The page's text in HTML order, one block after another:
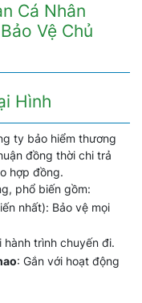
Cá Nhân
Vệ Chủ
Hình
ty bảo hiểm thương
đồng thời chi trả
hợp đồng.
phổ biến gồm:
nhất): Bảo vệ mọi
hành trình chuyến đi.
: Gắn với hoạt động